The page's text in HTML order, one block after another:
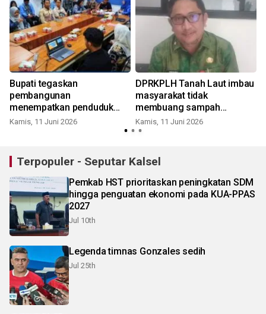
Bupati tegaskan
pembangunan
menempatkan penduduk
sebagai subjek
Kamis, 11 Juni 2026
DPRKPLH Tanah Laut imbau
masyarakat tidak
membuang sampah
sembarangan
Kamis, 11 Juni 2026
Terpopuler - Seputar Kalsel
Pemkab HST prioritaskan peningkatan SDM
hingga penguatan ekonomi pada KUA-PPAS
2027
Jul 10th
Legenda timnas Gonzales sedih
Jul 25th